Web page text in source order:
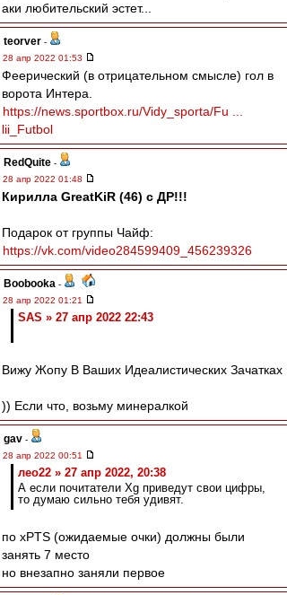
аки любительский эстет...
teorver -
28 апр 2022 01:53
Феерический (в отрицательном смысле) гол в
ворота Интера.
https://news.sportbox.ru/Vidy_sporta/Fu ...
lii_Futbol
RedQuite -
28 апр 2022 01:48
Кирилла GreatKiR (46) с ДР!!!
Подарок от группы Чайф:
https://vk.com/video284599409_456239326
Boobooka -
28 апр 2022 01:21
SAS » 27 апр 2022 22:43
Вижу Жопу В Ваших Идеалистических Зачатках
)) Если что, возьму минералкой
gav -
28 апр 2022 00:51
лео22 » 27 апр 2022, 20:38
А если почитатели Xg приведут свои цифры,
то думаю сильно тебя удивят.
по xPTS (ожидаемые очки) должны были
занять 7 место
но внезапно заняли первое